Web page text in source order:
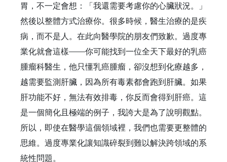
胃，不一定會想：「我還需要考慮你的心臟狀況。」
然後以整體方式治療你。很多時候，醫生治療的是疾
病，而不是人。在此向醫學院的朋友們致歉。過度專
業化就會這樣——你可能找到一位全天下最好的乳癌
腫瘤科醫生，他只懂乳癌腫瘤，卻沒想到化療越多，
越需要監測肝臟，因為所有毒素都會跑到肝臟。如果
肝功能不好，無法有效排毒，你反而會得到肝癌。這
是一個簡化且極端的例子，我誇大是為了說明觀點。
所以，即使在醫學這個領域裡，我們也需要更整體的
思維。過度專業化讓知識碎裂到難以解決跨領域的系
統性問題。